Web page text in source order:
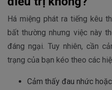
Há miệng phát ra tiếng kêu
bất thường nhưng việc này
đáng ngại. Tuy nhiên, cần
trạng của bạn kéo theo các
Cảm thấy đau nhức